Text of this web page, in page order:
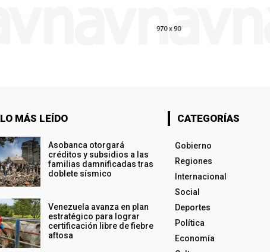
LO MÁS LEÍDO
Asobanca otorgará
créditos y subsidios a las
familias damnificadas tras
doblete sísmico
Venezuela avanza en plan
estratégico para lograr
certificación libre de fiebre
aftosa
CATEGORÍAS
Gobierno
Regiones
Internacional
Social
Deportes
Política
Economía